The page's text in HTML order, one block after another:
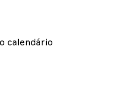
calendário